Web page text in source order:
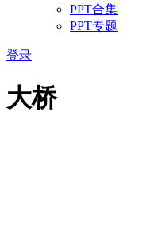
PPT合集
PPT专题
登录
大桥